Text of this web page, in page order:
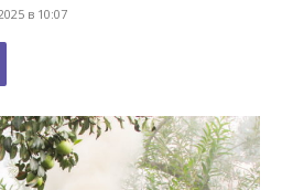
в 10:07